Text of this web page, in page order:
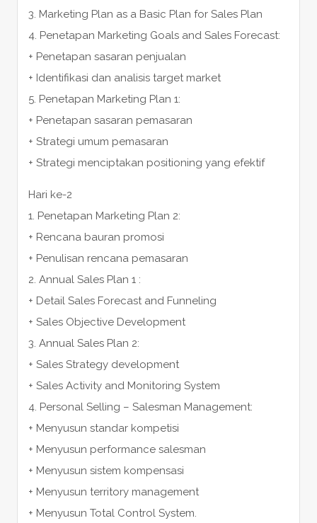
3. Marketing Plan as a Basic Plan for Sales Plan
4. Penetapan Marketing Goals and Sales Forecast:
+ Penetapan sasaran penjualan
+ Identifikasi dan analisis target market
5. Penetapan Marketing Plan 1:
+ Penetapan sasaran pemasaran
+ Strategi umum pemasaran
+ Strategi menciptakan positioning yang efektif
Hari ke-2
1. Penetapan Marketing Plan 2:
+ Rencana bauran promosi
+ Penulisan rencana pemasaran
2. Annual Sales Plan 1 :
+ Detail Sales Forecast and Funneling
+ Sales Objective Development
3. Annual Sales Plan 2:
+ Sales Strategy development
+ Sales Activity and Monitoring System
4. Personal Selling – Salesman Management:
+ Menyusun standar kompetisi
+ Menyusun performance salesman
+ Menyusun sistem kompensasi
+ Menyusun territory management
+ Menyusun Total Control System.